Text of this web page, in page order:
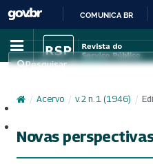
COMUNICA BR
Pesquisar
/ Acervo / v. 2 n. 1 (1946) /
Novas